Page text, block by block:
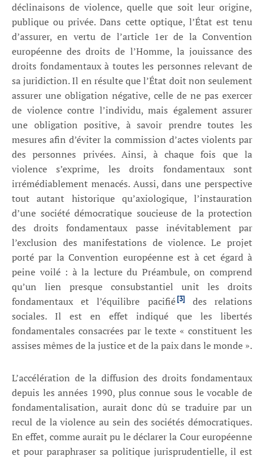
déclinaisons de violence, quelle que soit leur origine,
publique ou privée. Dans cette optique, l’État est tenu
d’assurer, en vertu de l’article 1er de la Convention
européenne des droits de l’Homme, la jouissance des
droits fondamentaux à toutes les personnes relevant de
sa juridiction. Il en résulte que l’État doit non seulement
assurer une obligation négative, celle de ne pas exercer
de violence contre l’individu, mais également assurer
une obligation positive, à savoir prendre toutes les
mesures afin d’éviter la commission d’actes violents par
des personnes privées. Ainsi, à chaque fois que la
violence s’exprime, les droits fondamentaux sont
irrémédiablement menacés. Aussi, dans une perspective
tout autant historique qu’axiologique, l’instauration
d’une société démocratique soucieuse de la protection
des droits fondamentaux passe inévitablement par
l’exclusion des manifestations de violence. Le projet
porté par la Convention européenne est à cet égard à
peine voilé : à la lecture du Préambule, on comprend
qu’un lien presque consubstantiel unit les droits
fondamentaux et l’équilibre pacifié [3]des relations
sociales. Il est en effet indiqué que les libertés
fondamentales consacrées par le texte « constituent les
assises mêmes de la justice et de la paix dans le monde ».
L’accélération de la diffusion des droits fondamentaux
depuis les années 1990, plus connue sous le vocable de
fondamentalisation, aurait donc dû se traduire par un
recul de la violence au sein des sociétés démocratiques.
En effet, comme aurait pu le déclarer la Cour européenne
et pour paraphraser sa politique jurisprudentielle, il est